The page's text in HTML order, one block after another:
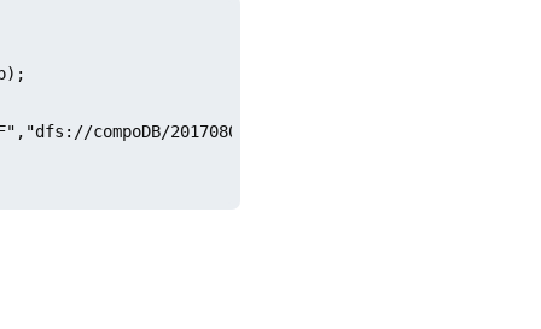
compoDB/20170808/0_50/6F","dfs://compoDB/